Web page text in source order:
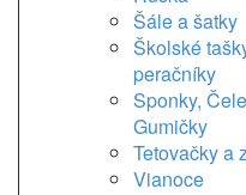
Šále a šatky
Školské
peračníky
Sponky,
Gumičky
Tetovačky a
Vianoce